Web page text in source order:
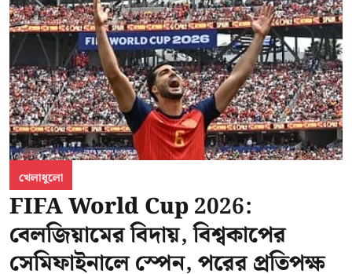
খেলাধুলো
FIFA World Cup 2026:
বেলজিয়ামের বিদায়, বিশ্বকাপের
সেমিফাইনালে স্পেন, পরের প্রতিপক্ষ